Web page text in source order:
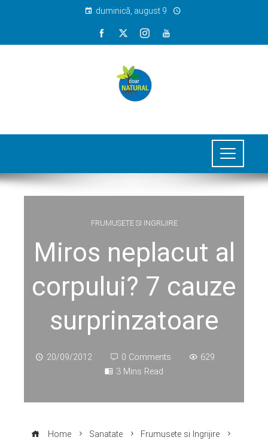
duminică, august 9
FRUMUSETE SI INGRIJIRE
Miros neplacut al
corpului? 7 cauze
surprinzatoare
20/09/2012 0 Comments
629
3 Mins Read
Home Sanatate
Frumusete si Ingrijire